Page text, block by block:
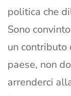
politica che
Sono
un
paese, non
arrenderci